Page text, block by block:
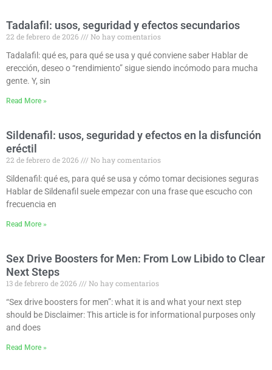
Tadalafil: usos, seguridad y efectos secundarios
22 de febrero de 2026
No hay comentarios
Tadalafil: qué es, para qué se usa y qué conviene saber Hablar de
erección, deseo o “rendimiento” sigue siendo incómodo para mucha
gente. Y, sin
Read More »
Sildenafil: usos, seguridad y efectos en la disfunción
eréctil
22 de febrero de 2026
No hay comentarios
Sildenafil: qué es, para qué se usa y cómo tomar decisiones seguras
Hablar de Sildenafil suele empezar con una frase que escucho con
frecuencia en
Read More »
Sex Drive Boosters for Men: From Low Libido to Clear
Next Steps
13 de febrero de 2026
No hay comentarios
“Sex drive boosters for men”: what it is and what your next step
should be Disclaimer: This article is for informational purposes only
and does
Read More »